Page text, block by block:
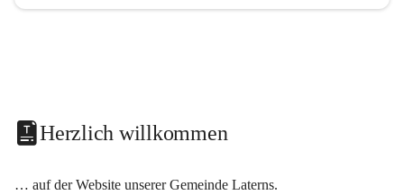
Herzlich willkommen
… auf der Website unserer Gemeinde Laterns.